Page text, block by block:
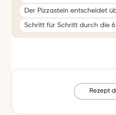
Der Pizzastein entscheidet
Schritt für Schritt durch die
Rezept